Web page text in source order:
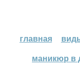
главная
маникюр в